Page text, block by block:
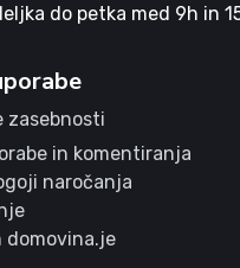
do petka med 9h in
zasebnosti
in komentiranja
naročanja
domovina.je